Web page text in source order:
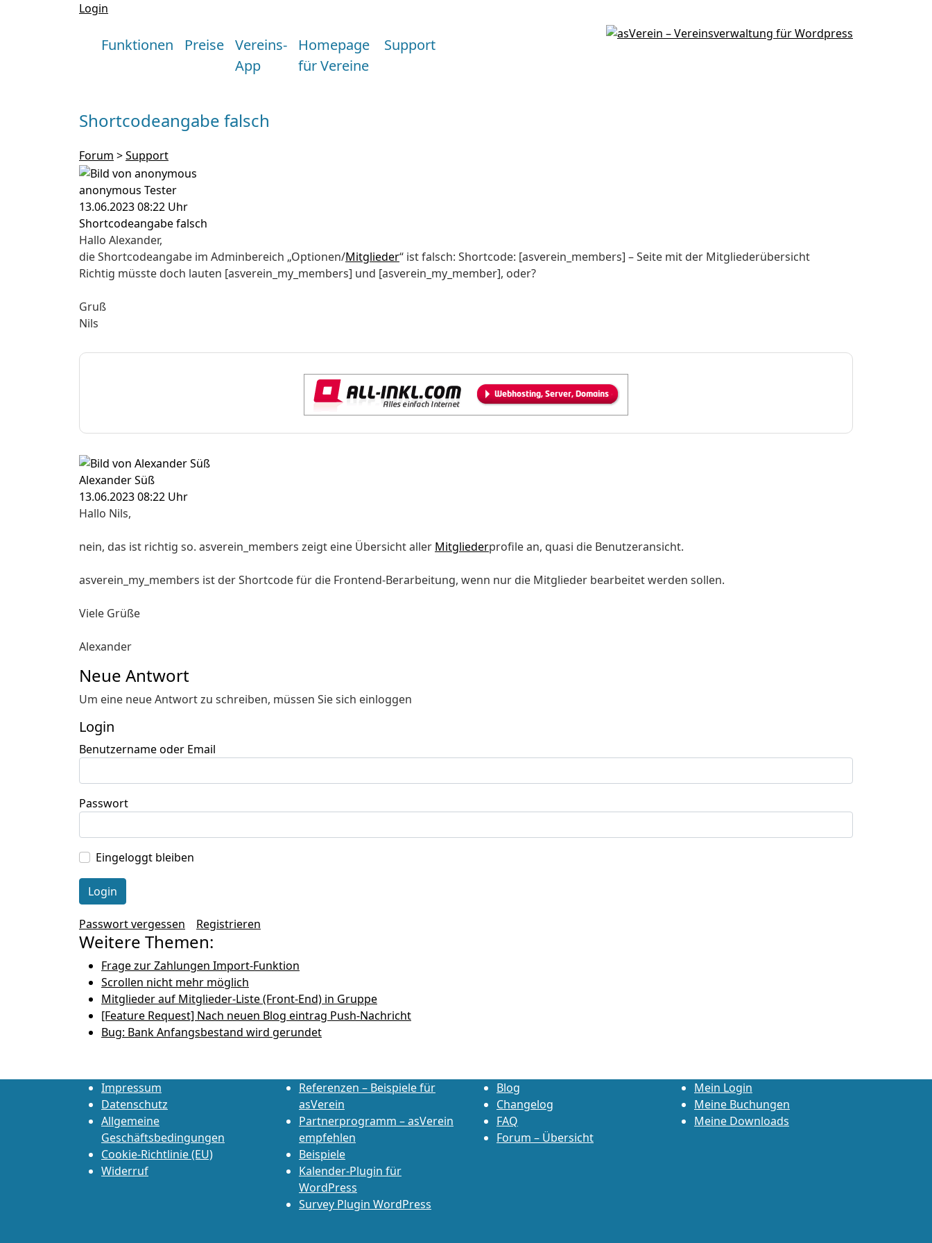
Login
Funktionen Preise Vereins-
App
Homepage
für Vereine
Support
Shortcodeangabe falsch
Forum >Support
anonymous Tester
13.06.2023 08:22 Uhr
Shortcodeangabe falsch
Hallo Alexander,
die Shortcodeangabe im Adminbereich „Optionen/Mitglieder“ ist falsch: Shortcode: [asverein_members] – Seite mit der Mitgliederübersicht
Richtig müsste doch lauten [asverein_my_members] und [asverein_my_member], oder?
Gruß
Nils
Alexander Süß
13.06.2023 08:22 Uhr
Hallo Nils,
nein, das ist richtig so. asverein_members zeigt eine Übersicht aller Mitgliederprofile an, quasi die Benutzeransicht.
asverein_my_members ist der Shortcode für die Frontend-Berarbeitung, wenn nur die Mitglieder bearbeitet werden sollen.
Viele Grüße
Alexander
Neue Antwort
Um eine neue Antwort zu schreiben, müssen Sie sich einloggen
Login
Benutzername oder Email
Passwort
Eingeloggt bleiben
Passwort vergessen Registrieren
Weitere Themen:
Frage zur Zahlungen Import-Funktion
Scrollen nicht mehr möglich
Mitglieder auf Mitglieder-Liste (Front-End) in Gruppe
[Feature Request] Nach neuen Blog eintrag Push-Nachricht
Bug: Bank Anfangsbestand wird gerundet
Impressum
Datenschutz
Allgemeine
Geschäftsbedingungen
Cookie-Richtlinie (EU)
Widerruf
Referenzen – Beispiele für
asVerein
Partnerprogramm – asVerein
empfehlen
Beispiele
Kalender-Plugin für
WordPress
Survey Plugin WordPress
Blog
Changelog
FAQ
Forum – Übersicht
Mein Login
Meine Buchungen
Meine Downloads